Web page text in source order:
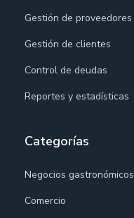
Gestión de proveedores
Gestión de clientes
Control de deudas
Reportes y estadísticas
Categorías
Negocios gastronómicos
Comercio